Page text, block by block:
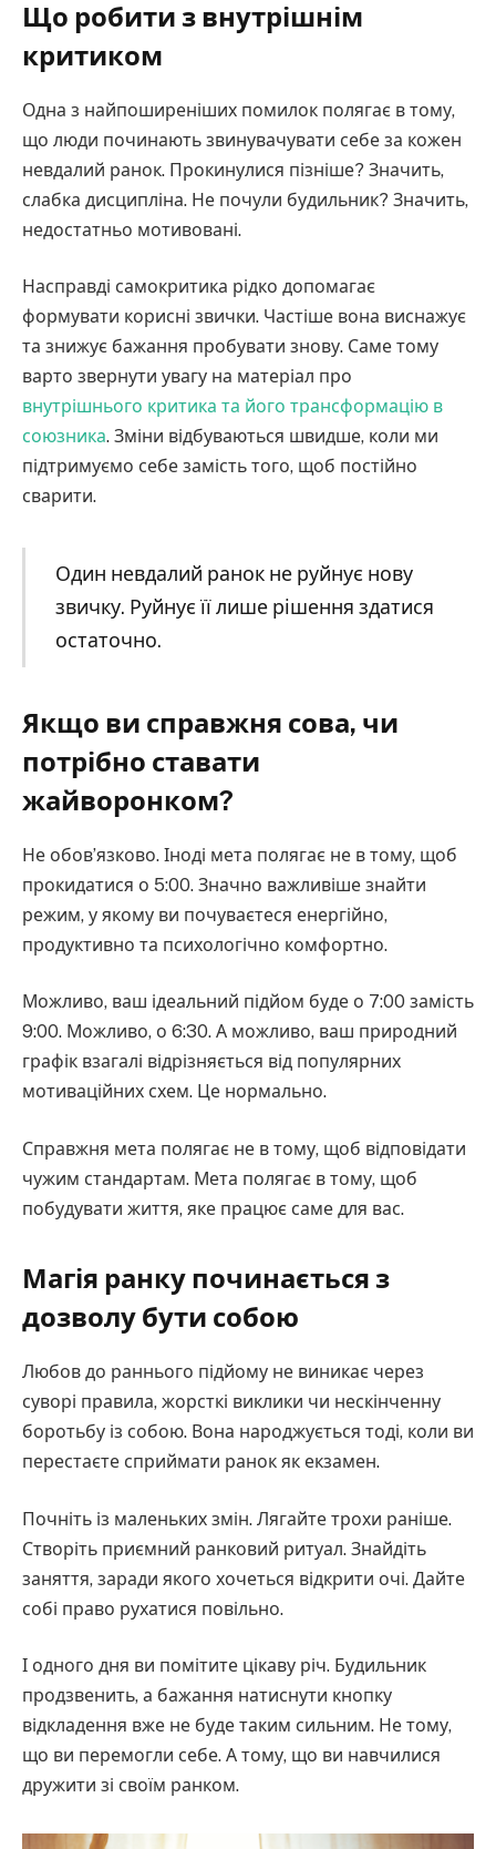
Що робити з внутрішнім
критиком
Одна з найпоширеніших помилок полягає в тому,
що люди починають звинувачувати себе за кожен
невдалий ранок. Прокинулися пізніше? Значить,
слабка дисципліна. Не почули будильник? Значить,
недостатньо мотивовані.
Насправді самокритика рідко допомагає
формувати корисні звички. Частіше вона виснажує
та знижує бажання пробувати знову. Саме тому
варто звернути увагу на матеріал про
внутрішнього критика та його трансформацію в
союзника. Зміни відбуваються швидше, коли ми
підтримуємо себе замість того, щоб постійно
сварити.
Один невдалий ранок не руйнує нову
звичку. Руйнує її лише рішення здатися
остаточно.
Якщо ви справжня сова, чи
потрібно ставати
жайворонком?
Не обов’язково. Іноді мета полягає не в тому, щоб
прокидатися о 5:00. Значно важливіше знайти
режим, у якому ви почуваєтеся енергійно,
продуктивно та психологічно комфортно.
Можливо, ваш ідеальний підйом буде о 7:00 замість
9:00. Можливо, о 6:30. А можливо, ваш природний
графік взагалі відрізняється від популярних
мотиваційних схем. Це нормально.
Справжня мета полягає не в тому, щоб відповідати
чужим стандартам. Мета полягає в тому, щоб
побудувати життя, яке працює саме для вас.
Магія ранку починається з
дозволу бути собою
Любов до раннього підйому не виникає через
суворі правила, жорсткі виклики чи нескінченну
боротьбу із собою. Вона народжується тоді, коли ви
перестаєте сприймати ранок як екзамен.
Почніть із маленьких змін. Лягайте трохи раніше.
Створіть приємний ранковий ритуал. Знайдіть
заняття, заради якого хочеться відкрити очі. Дайте
собі право рухатися повільно.
І одного дня ви помітите цікаву річ. Будильник
продзвенить, а бажання натиснути кнопку
відкладення вже не буде таким сильним. Не тому,
що ви перемогли себе. А тому, що ви навчилися
дружити зі своїм ранком.